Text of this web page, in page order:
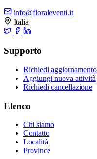
info@floraleventi.it
Italia
Supporto
Richiedi aggiornamento
Aggiungi nuova attività
Richiedi cancellazione
Elenco
Chi siamo
Contatto
Località
Province